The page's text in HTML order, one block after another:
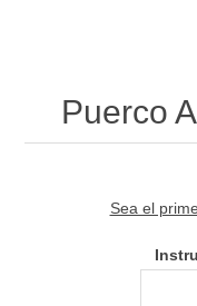
Puerco
Sea el